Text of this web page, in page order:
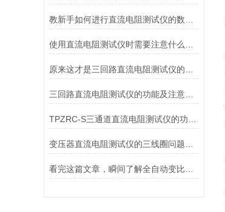
三回路直流电阻测试仪的功能及注意事项